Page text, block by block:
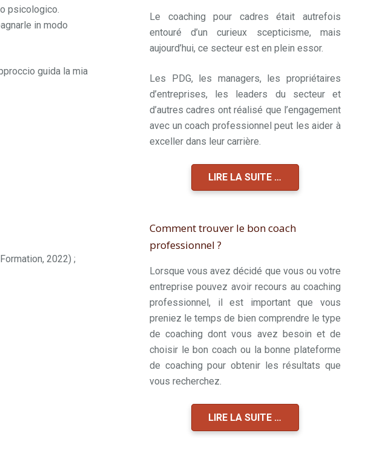
psicologico.
in modo
guida la mia
2022) ;
Le coaching pour cadres était autrefois
entouré d’un curieux scepticisme, mais
aujourd’hui, ce secteur est en plein essor.
Les PDG, les managers, les propriétaires
d’entreprises, les leaders du secteur et
d’autres cadres ont réalisé que l’engagement
avec un coach professionnel peut les aider à
exceller dans leur carrière.
LIRE LA SUITE …
Comment trouver le bon coach
professionnel ?
Lorsque vous avez décidé que vous ou votre
entreprise pouvez avoir recours au coaching
professionnel, il est important que vous
preniez le temps de bien comprendre le type
de coaching dont vous avez besoin et de
choisir le bon coach ou la bonne plateforme
de coaching pour obtenir les résultats que
vous recherchez.
LIRE LA SUITE …